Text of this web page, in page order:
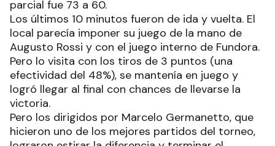
parcial fue 73 a 60.
Los últimos 10 minutos fueron de ida y vuelta. El
local parecía imponer su juego de la mano de
Augusto Rossi y con el juego interno de Fundora.
Pero lo visita con los tiros de 3 puntos (una
efectividad del 48%), se mantenía en juego y
logró llegar al final con chances de llevarse la
victoria.
Pero los dirigidos por Marcelo Germanetto, que
hicieron uno de los mejores partidos del torneo,